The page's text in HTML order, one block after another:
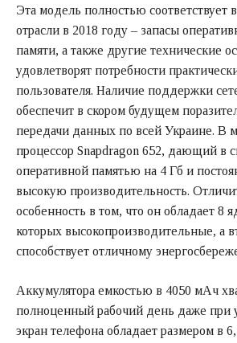
Эта модель полностью соответствует
отрасли в 2018 году – запасы
памяти, а также другие технические
удовлетворят потребности
пользователя. Наличие поддержки
обеспечит в скором будущем
передачи данных по всей Украине. В
процессор Snapdragon 652, дающий в
оперативной памятью на 4 Гб и
высокую производительность.
особенность в том, что он обладает 8
которых высокопроизводительные, а
способствует отличному
Аккумулятора емкостью в 4050 мАч
полноценный рабочий день даже при
экран телефона обладает размером в